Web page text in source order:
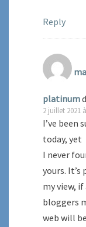
Reply
platinum
2 juillet 2021
I’ve been
today, yet
I never
yours.
my view,
bloggers
web will